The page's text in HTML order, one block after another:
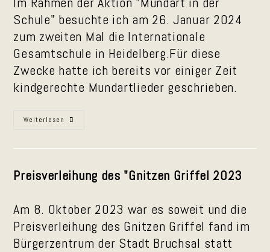
Schule" besuchte ich am 26. Januar 2024
zum zweiten Mal die Internationale
Gesamtschule in Heidelberg.Für diese
Zwecke hatte ich bereits vor einiger Zeit
kindgerechte Mundartlieder geschrieben.
Weiterlesen Mundart
Schule
Preisverleihung des "Gnitzen Griffel 2023
Am 8. Oktober 2023 war es soweit und die
Preisverleihung des Gnitzen Griffel fand im
Bürgerzentrum der Stadt Bruchsal statt